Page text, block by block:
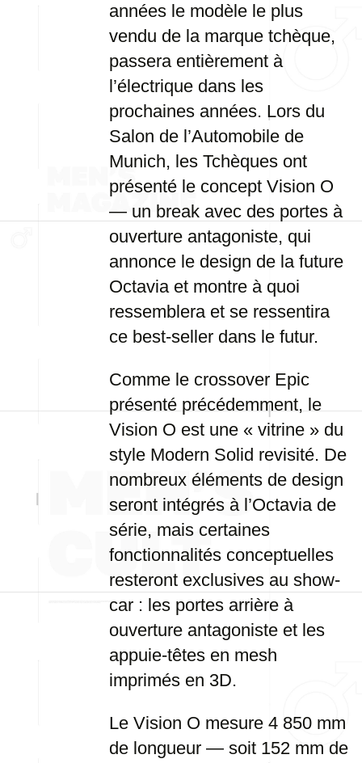
années le modèle le plus
vendu de la marque tchèque,
passera entièrement à
l’électrique dans les
prochaines années. Lors du
Salon de l’Automobile de
Munich, les Tchèques ont
présenté le concept Vision O
— un break avec des portes à
ouverture antagoniste, qui
annonce le design de la future
Octavia et montre à quoi
ressemblera et se ressentira
ce best-seller dans le futur.
Comme le crossover Epic
présenté précédemment, le
Vision O est une « vitrine » du
style Modern Solid revisité. De
nombreux éléments de design
seront intégrés à l’Octavia de
série, mais certaines
fonctionnalités conceptuelles
resteront exclusives au show-
car : les portes arrière à
ouverture antagoniste et les
appuie-têtes en mesh
imprimés en 3D.
Le Vision O mesure 4 850 mm
de longueur — soit 152 mm de